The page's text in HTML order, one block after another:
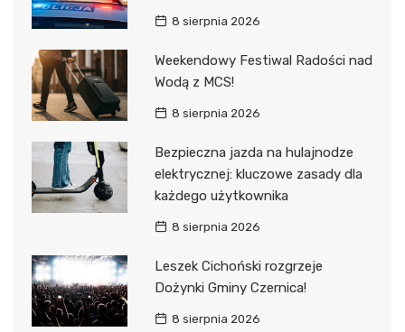
8 sierpnia 2026
Weekendowy Festiwal Radości nad
Wodą z MCS!
8 sierpnia 2026
Bezpieczna jazda na hulajnodze
elektrycznej: kluczowe zasady dla
każdego użytkownika
8 sierpnia 2026
Leszek Cichoński rozgrzeje
Dożynki Gminy Czernica!
8 sierpnia 2026